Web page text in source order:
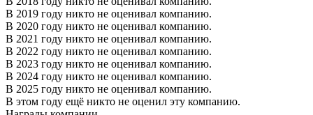
В 2019 году никто не оценивал компанию.
В 2020 году никто не оценивал компанию.
В 2021 году никто не оценивал компанию.
В 2022 году никто не оценивал компанию.
В 2023 году никто не оценивал компанию.
В 2024 году никто не оценивал компанию.
В 2025 году никто не оценивал компанию.
В этом году ещё никто не оценил эту компанию.